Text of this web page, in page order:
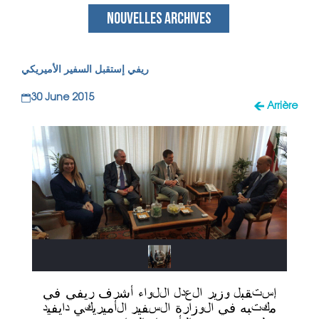
NOUVELLES ARCHIVES
ريفي إستقبل السفير الأميريكي
Arrière
30 June 2015
إستقبل وزير العدل اللواء أشرف ريفي في
مكتبه في الوزارة السفير الأميريكي دايفيد